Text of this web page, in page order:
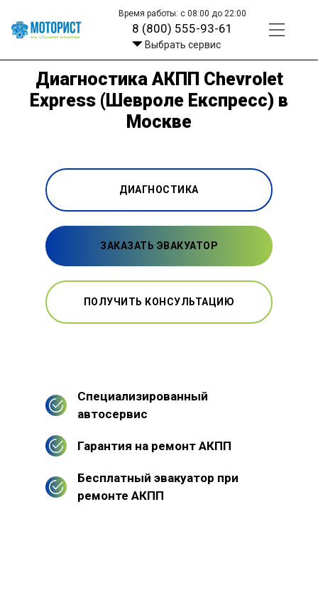
Время работы: с 08:00 до 22:00
8 (800) 555-93-61
Выбрать сервис
Диагностика АКПП Chevrolet
Express (Шевроле Експресс) в
Москве
ДИАГНОСТИКА
ЗАКАЗАТЬ ЭВАКУАТОР
ПОЛУЧИТЬ КОНСУЛЬТАЦИЮ
Специализированный
автосервис
Гарантия на ремонт АКПП
Бесплатный эвакуатор при
ремонте АКПП